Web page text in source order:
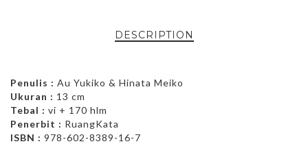
DESCRIPTION
Penulis : Au Yukiko & Hinata Meiko
Ukuran : 13 cm
Tebal : vi + 170 hlm
Penerbit : RuangKata
ISBN : 978-602-8389-16-7